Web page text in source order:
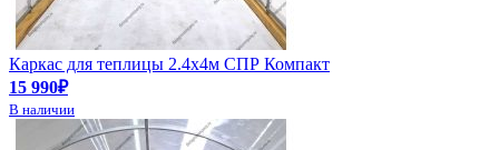
Каркас для теплицы 2.4х4м СПР Компакт
15 990₽
В наличии